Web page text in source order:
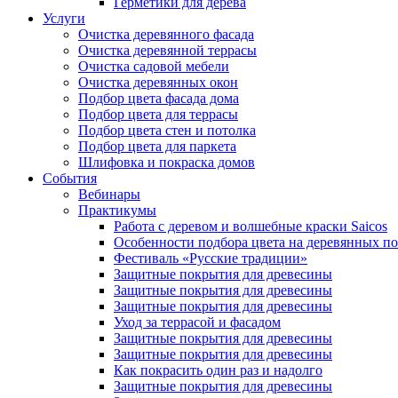
Услуги
Очистка деревянного фасада
Очистка деревянной террасы
Очистка садовой мебели
Очистка деревянных окон
Подбор цвета фасада дома
Подбор цвета для террасы
Подбор цвета стен и потолка
Подбор цвета для паркета
Шлифовка и покраска домов
События
Вебинары
Практикумы
Работа с деревом и волшебные краски Saicos
Особенности подбора цвета на деревянных
Фестиваль «Русские традиции»
Защитные покрытия для древесины
Защитные покрытия для древесины
Защитные покрытия для древесины
Уход за террасой и фасадом
Защитные покрытия для древесины
Защитные покрытия для древесины
Как покрасить один раз и надолго
Защитные покрытия для древесины